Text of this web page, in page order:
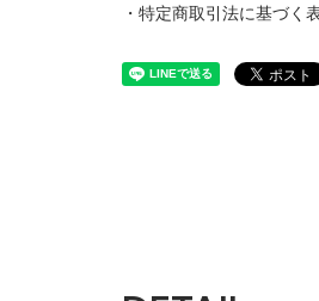
・特定商取引法に基づく